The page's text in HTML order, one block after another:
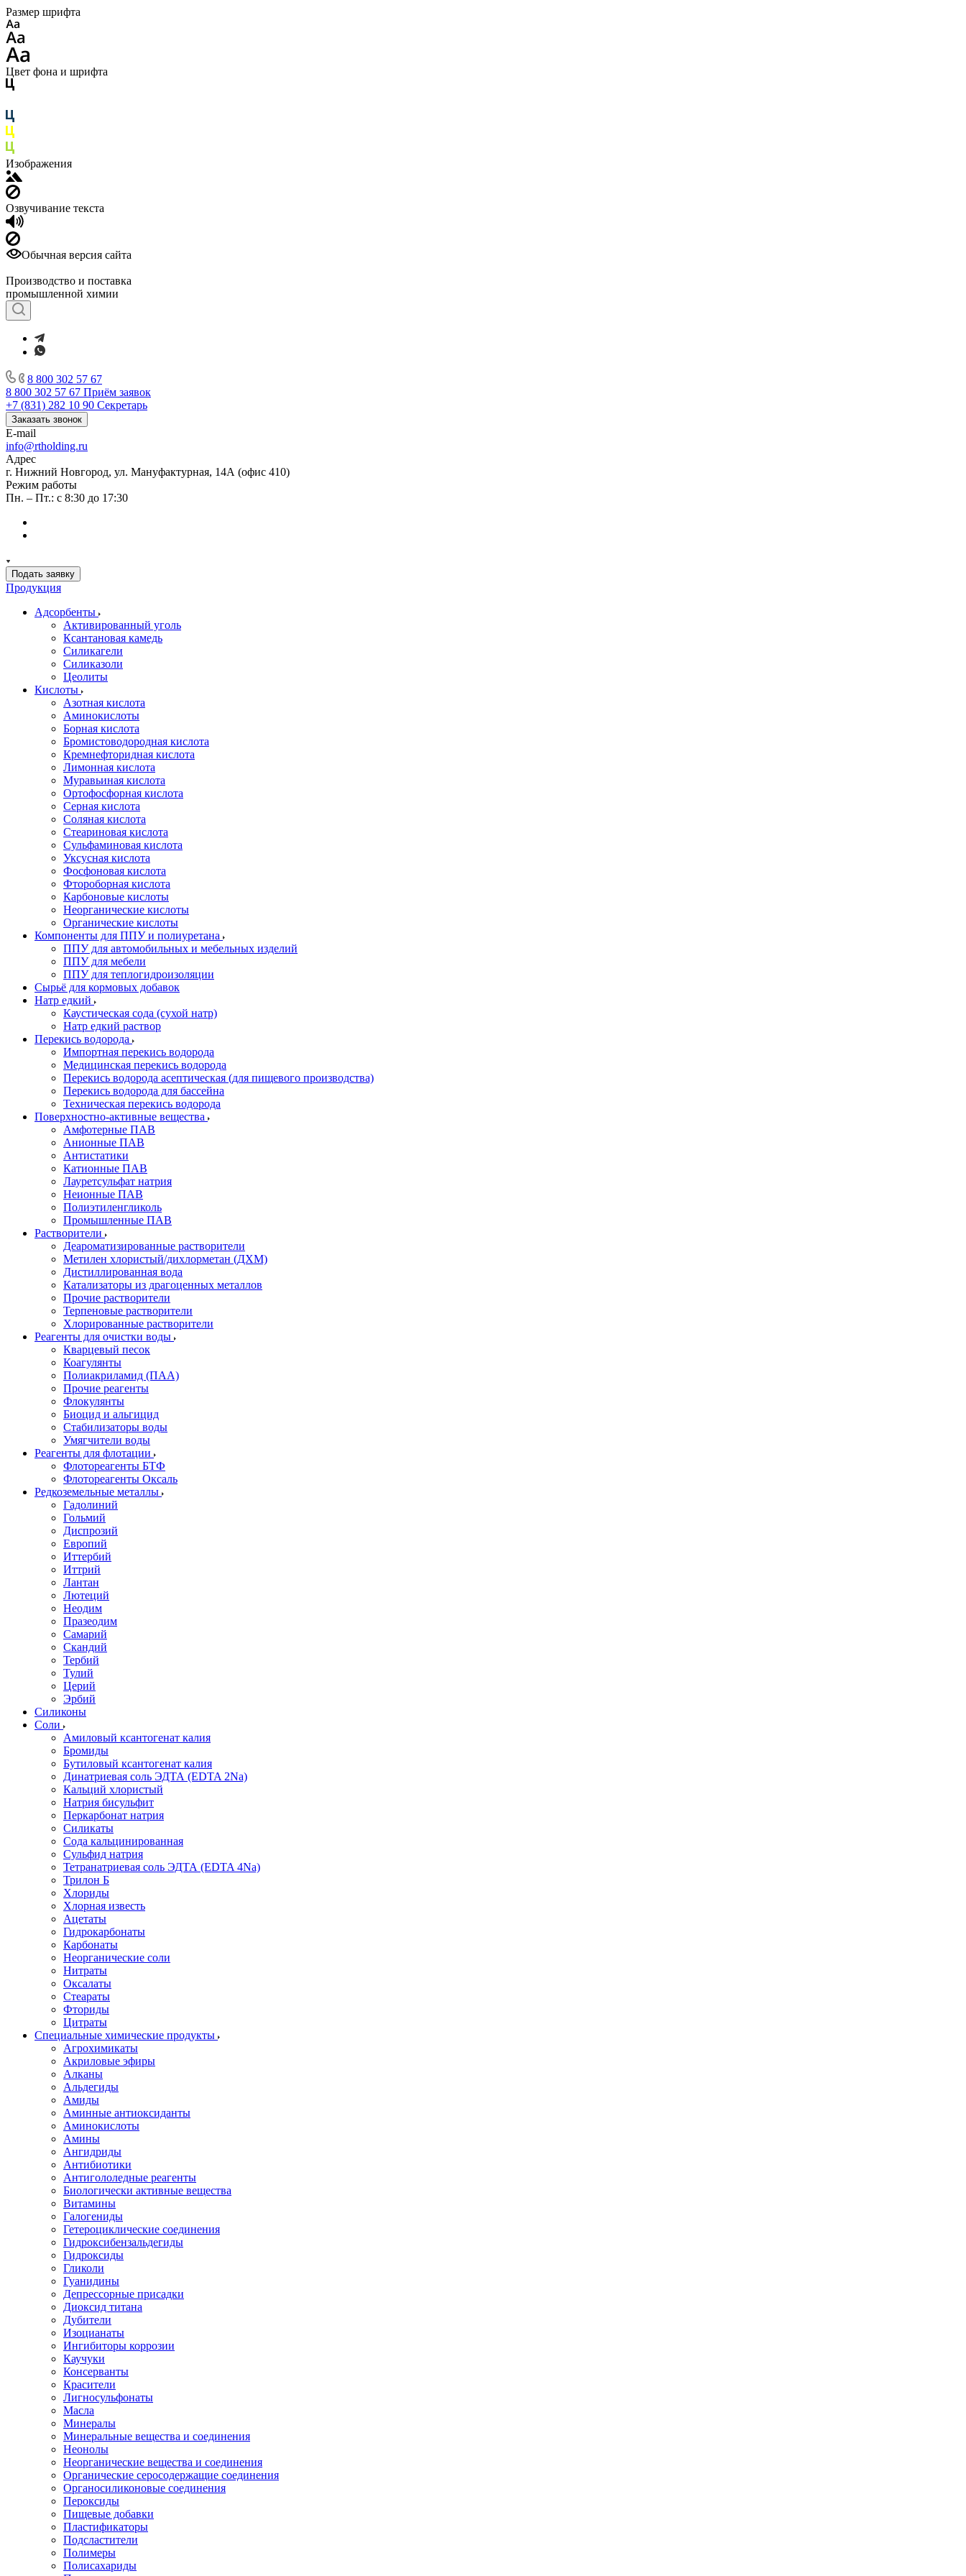
Размер шрифта
Цвет фона и шрифта
Изображения
Озвучивание текста
Обычная версия сайта
Производство и поставка
промышленной химии
8 800 302 57 67
8 800 302 57 67 Приём заявок
+7 (831) 282 10 90 Секретарь
Заказать звонок
E-mail
info@rtholding.ru
Адрес
г. Нижний Новгород, ул. Мануфактурная, 14А (офис 410)
Режим работы
Пн. – Пт.: с 8:30 до 17:30
Подать заявку
Продукция
Адсорбенты
Активированный уголь
Ксантановая камедь
Силикагели
Силиказоли
Цеолиты
Кислоты
Азотная кислота
Аминокислоты
Борная кислота
Бромистоводородная кислота
Кремнефторидная кислота
Лимонная кислота
Муравьиная кислота
Ортофосфорная кислота
Серная кислота
Соляная кислота
Стеариновая кислота
Сульфаминовая кислота
Уксусная кислота
Фосфоновая кислота
Фтороборная кислота
Карбоновые кислоты
Неорганические кислоты
Органические кислоты
Компоненты для ППУ и полиуретана
ППУ для автомобильных и мебельных изделий
ППУ для мебели
ППУ для теплогидроизоляции
Сырьё для кормовых добавок
Натр едкий
Каустическая сода (сухой натр)
Натр едкий раствор
Перекись водорода
Импортная перекись водорода
Медицинская перекись водорода
Перекись водорода асептическая (для пищевого производства)
Перекись водорода для бассейна
Техническая перекись водорода
Поверхностно-активные вещества
Амфотерные ПАВ
Анионные ПАВ
Антистатики
Катионные ПАВ
Лауретсульфат натрия
Неионные ПАВ
Полиэтиленгликоль
Промышленные ПАВ
Растворители
Деароматизированные растворители
Метилен хлористый/дихлорметан (ДХМ)
Дистиллированная вода
Катализаторы из драгоценных металлов
Прочие растворители
Терпеновые растворители
Хлорированные растворители
Реагенты для очистки воды
Кварцевый песок
Коагулянты
Полиакриламид (ПАА)
Прочие реагенты
Флокулянты
Биоцид и альгицид
Стабилизаторы воды
Умягчители воды
Реагенты для флотации
Флотореагенты БТФ
Флотореагенты Оксаль
Редкоземельные металлы
Гадолиний
Гольмий
Диспрозий
Европий
Иттербий
Иттрий
Лантан
Лютеций
Неодим
Празеодим
Самарий
Скандий
Тербий
Тулий
Церий
Эрбий
Силиконы
Соли
Амиловый ксантогенат калия
Бромиды
Бутиловый ксантогенат калия
Динатриевая соль ЭДТА (EDTA 2Na)
Кальций хлористый
Натрия бисульфит
Перкарбонат натрия
Силикаты
Сода кальцинированная
Сульфид натрия
Тетранатриевая соль ЭДТА (EDTA 4Na)
Трилон Б
Хлориды
Хлорная известь
Ацетаты
Гидрокарбонаты
Карбонаты
Неорганические соли
Нитраты
Оксалаты
Стеараты
Фториды
Цитраты
Специальные химические продукты
Агрохимикаты
Акриловые эфиры
Алканы
Альдегиды
Амиды
Аминные антиоксиданты
Аминокислоты
Амины
Ангидриды
Антибиотики
Антигололедные реагенты
Биологически активные вещества
Витамины
Галогениды
Гетероциклические соединения
Гидроксибензальдегиды
Гидроксиды
Гликоли
Гуанидины
Депрессорные присадки
Диоксид титана
Дубители
Изоцианаты
Ингибиторы коррозии
Каучуки
Консерванты
Красители
Лигносульфонаты
Масла
Минералы
Минеральные вещества и соединения
Неонолы
Неорганические вещества и соединения
Органические серосодержащие соединения
Органосиликоновые соединения
Пероксиды
Пищевые добавки
Пластификаторы
Подсластители
Полимеры
Полисахариды